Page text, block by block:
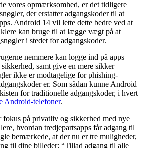
vores opmærksomhed, er det tidligere
der erstatter adgangskoder til at
Android 14 vil lette dette bedre ved at
kan bruge til at lægge vægt på at
i stedet for adgangskoder.
nemmere kan logge ind på apps
samt give en mere sikker
ikke er modtagelige for phishing-
er. Som sådan kunne Android
for traditionelle adgangskoder, i hvert
Android-telefoner.
fokus på privatliv og sikkerhed med nye
hvordan tredjepartsapps får adgang til
bemærkede, at der nu er tre muligheder,
til dine billeder: “Tillad adgang til alle